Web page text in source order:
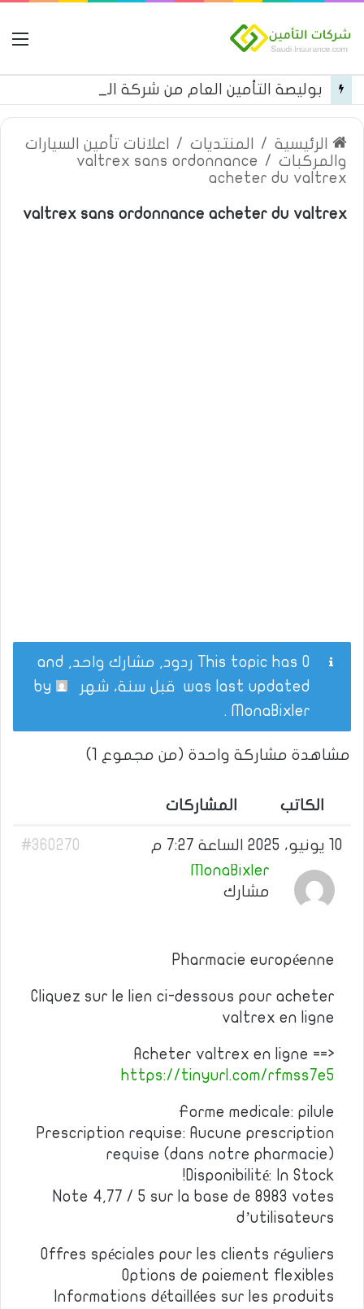
الرئيسية / المنتديات /
اعلانات تأمين السيارات
والمركبات /
valtrex sans ordonnance
acheter du valtrex
valtrex sans ordonnance acheter du valtrex
This topic has 0 ردود, مشارك واحد, and
was last updated قبل سنة، شهر
MonaBixler
.
مشاهدة مشاركة واحدة (من مجموع 1)
الكاتب المشاركات
10 يونيو، 2025 الساعة 7:27 م
#360270
MonaBixler
مشارك
Pharmacie européenne
Cliquez sur le lien ci-dessous pour acheter
valtrex en ligne
Acheter valtrex en ligne ==>
https://tinyurl.com/rfmss7e5
Forme medicale: pilule
Prescription requise: Aucune prescription
requise (dans notre pharmacie)
Disponibilité: In Stock!
Note 4,77 / 5 sur la base de 8983 votes
d’utilisateurs
Offres spéciales pour les clients réguliers
Options de paiement flexibles
Informations détaillées sur les produits